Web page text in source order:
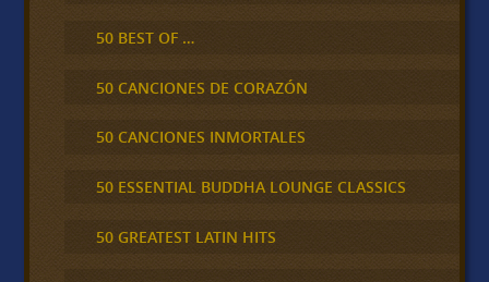
50 BEST OF …
50 CANCIONES DE CORAZÓN
50 CANCIONES INMORTALES
50 ESSENTIAL BUDDHA LOUNGE CLASSICS
50 GREATEST LATIN HITS